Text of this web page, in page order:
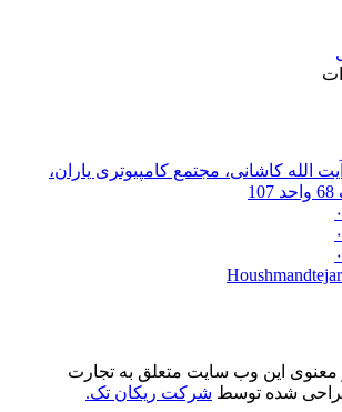
الله کاشانی، مجتمع کامپیوتری یاران،
این وب سایت متعلق به تجارت
شده توسط شرکت ریکان تک.